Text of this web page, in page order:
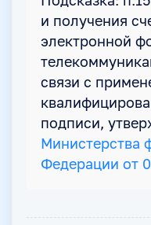
и получения
электронной
связи с
подписи,
Министерства
Федерации от